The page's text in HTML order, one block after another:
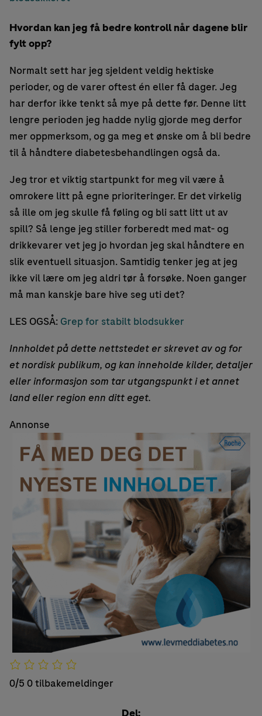
Hvordan kan jeg få bedre kontroll når dagene blir
fylt opp?
Normalt sett har jeg sjeldent veldig hektiske
perioder, og de varer oftest én eller få dager. Jeg
har derfor ikke tenkt så mye på dette før. Denne litt
lengre perioden jeg hadde nylig gjorde meg derfor
mer oppmerksom, og ga meg et ønske om å bli bedre
til å håndtere diabetesbehandlingen også da.
Jeg tror et viktig startpunkt for meg vil være å
omrokere litt på egne prioriteringer. Er det virkelig
så ille om jeg skulle få føling og bli satt litt ut av
spill? Så lenge jeg stiller forberedt med mat- og
drikkevarer vet jeg jo hvordan jeg skal håndtere en
slik eventuell situasjon. Samtidig tenker jeg at jeg
ikke vil lære om jeg aldri tør å forsøke. Noen ganger
må man kanskje bare hive seg uti det?
LES OGSÅ: Grep for stabilt blodsukker
Innholdet på dette nettstedet er skrevet av og for
et nordisk publikum, og kan inneholde kilder, detaljer
eller informasjon som tar utgangspunkt i et annet
land eller region enn ditt eget.
Annonse
0/5 0 tilbakemeldinger
Del: